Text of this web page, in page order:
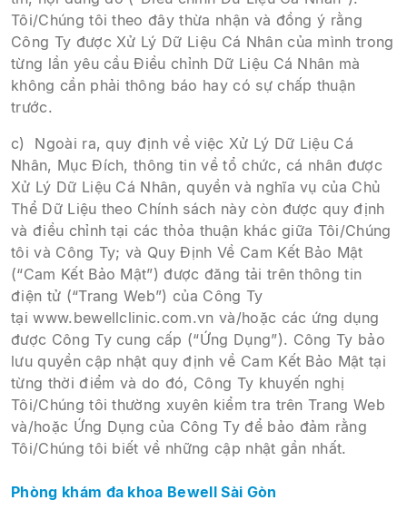
Tôi/Chúng tôi theo đây thừa nhận và đồng ý rằng
Công Ty được Xử Lý Dữ Liệu Cá Nhân của mình trong
từng lần yêu cầu Điều chỉnh Dữ Liệu Cá Nhân mà
không cần phải thông báo hay có sự chấp thuận
trước.
c) Ngoài ra, quy định về việc Xử Lý Dữ Liệu Cá
Nhân, Mục Đích, thông tin về tổ chức, cá nhân được
Xử Lý Dữ Liệu Cá Nhân, quyền và nghĩa vụ của Chủ
Thể Dữ Liệu theo Chính sách này còn được quy định
và điều chỉnh tại các thỏa thuận khác giữa Tôi/Chúng
tôi và Công Ty; và Quy Định Về Cam Kết Bảo Mật
(“Cam Kết Bảo Mật”) được đăng tải trên thông tin
điện tử (“Trang Web”) của Công Ty
tại www.bewellclinic.com.vn và/hoặc các ứng dụng
được Công Ty cung cấp (“Ứng Dụng”). Công Ty bảo
lưu quyền cập nhật quy định về Cam Kết Bảo Mật tại
từng thời điểm và do đó, Công Ty khuyến nghị
Tôi/Chúng tôi thường xuyên kiểm tra trên Trang Web
và/hoặc Ứng Dụng của Công Ty để bảo đảm rằng
Tôi/Chúng tôi biết về những cập nhật gần nhất.
Phòng khám đa khoa Bewell Sài Gòn